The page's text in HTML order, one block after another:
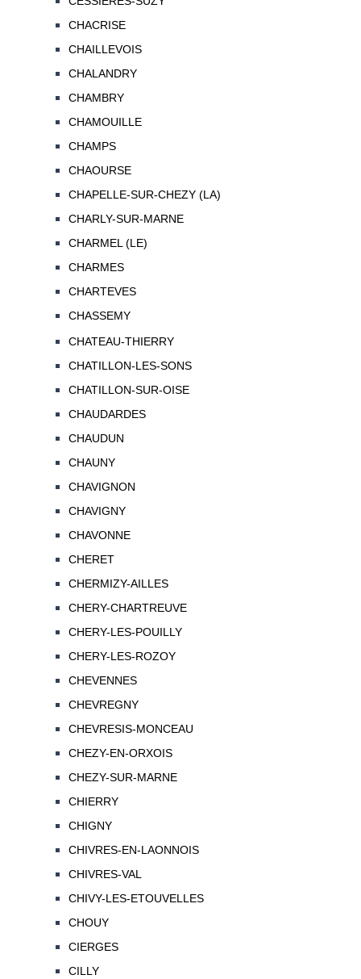
CHACRISE
CHAILLEVOIS
CHALANDRY
CHAMBRY
CHAMOUILLE
CHAMPS
CHAOURSE
CHAPELLE-SUR-CHEZY (LA)
CHARLY-SUR-MARNE
CHARMEL (LE)
CHARMES
CHARTEVES
CHASSEMY
CHATEAU-THIERRY
CHATILLON-LES-SONS
CHATILLON-SUR-OISE
CHAUDARDES
CHAUDUN
CHAUNY
CHAVIGNON
CHAVIGNY
CHAVONNE
CHERET
CHERMIZY-AILLES
CHERY-CHARTREUVE
CHERY-LES-POUILLY
CHERY-LES-ROZOY
CHEVENNES
CHEVREGNY
CHEVRESIS-MONCEAU
CHEZY-EN-ORXOIS
CHEZY-SUR-MARNE
CHIERRY
CHIGNY
CHIVRES-EN-LAONNOIS
CHIVRES-VAL
CHIVY-LES-ETOUVELLES
CHOUY
CIERGES
CILLY